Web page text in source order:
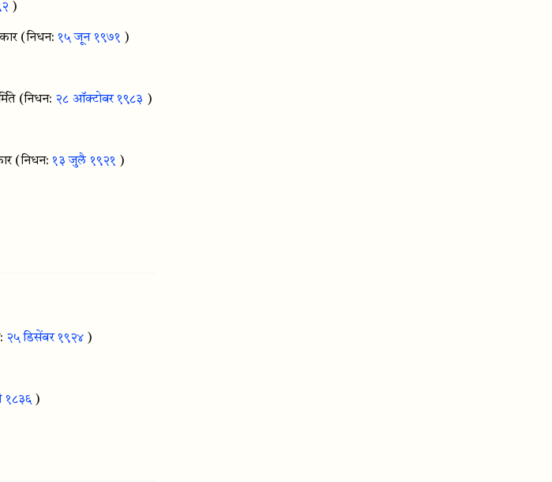
)
(निधन:१५ जून १९७१ )
(निधन: २८ ऑक्टोबर १९८३ )
(निधन:१३ जुलै १९२१ )
२५ डिसेंबर १९२४ )
१८३६ )